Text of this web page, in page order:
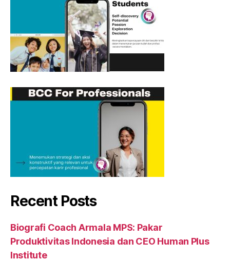
Recent Posts
Biografi Coach Armala MPS: Pakar
Produktivitas Indonesia dan CEO Human Plus
Institute